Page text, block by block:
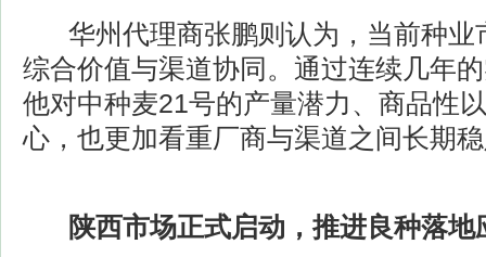
华州代理商张鹏则认为，当前种业
综合价值与渠道协同。通过连续几年
他对中种麦21号的产量潜力、商品性
心，也更加看重厂商与渠道之间长期
陕西市场正式启动，推进良种落地